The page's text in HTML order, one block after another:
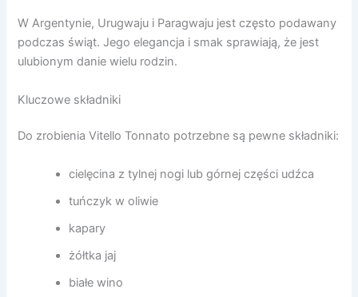
W Argentynie, Urugwaju i Paragwaju jest często podawany
podczas świąt. Jego elegancja i smak sprawiają, że jest
ulubionym danie wielu rodzin.
Kluczowe składniki
Do zrobienia Vitello Tonnato potrzebne są pewne składniki:
cielęcina z tylnej nogi lub górnej części udźca
tuńczyk w oliwie
kapary
żółtka jaj
białe wino